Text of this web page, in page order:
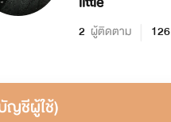
2 ผู้ติดตาม 126
ญชีผู้ใช้)